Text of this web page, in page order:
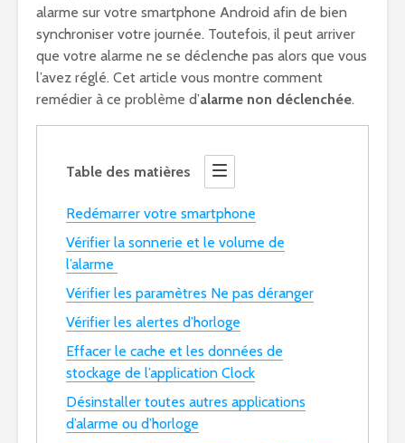
alarme sur votre smartphone Android afin de bien
synchroniser votre journée. Toutefois, il peut arriver
que votre alarme ne se déclenche pas alors que vous
l’avez réglé. Cet article vous montre comment
remédier à ce problème d’alarme non déclenchée.
Table des matières
Redémarrer votre smartphone
Vérifier la sonnerie et le volume de
l’alarme
Vérifier les paramètres Ne pas déranger
Vérifier les alertes d’horloge
Effacer le cache et les données de
stockage de l’application Clock
Désinstaller toutes autres applications
d’alarme ou d’horloge